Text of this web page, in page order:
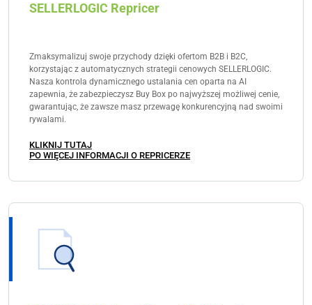
SELLERLOGIC Repricer
Zmaksymalizuj swoje przychody dzięki ofertom B2B i B2C,
korzystając z automatycznych strategii cenowych SELLERLOGIC.
Nasza kontrola dynamicznego ustalania cen oparta na AI
zapewnia, że zabezpieczysz Buy Box po najwyższej możliwej cenie,
gwarantując, że zawsze masz przewagę konkurencyjną nad swoimi
rywalami.
KLIKNIJ TUTAJ
PO WIĘCEJ INFORMACJI O REPRICERZE